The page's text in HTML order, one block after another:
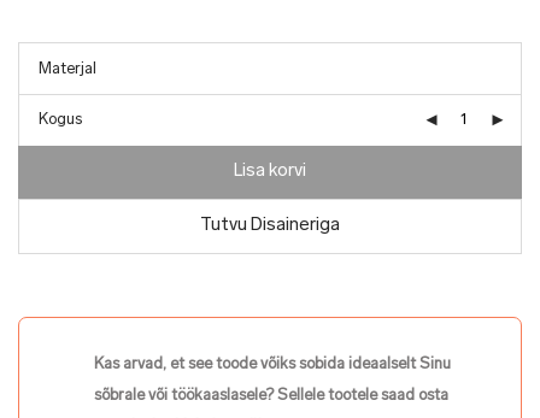
Kogus
Lisa korvi
Tutvu Disaineriga
Kas arvad, et see toode võiks sobida ideaalselt Sinu
sõbrale või töökaaslasele? Sellele tootele saad osta